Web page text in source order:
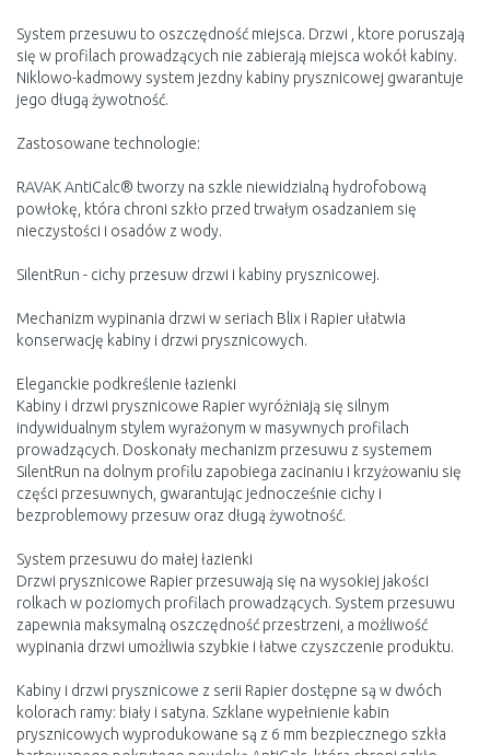
System przesuwu to oszczędność miejsca. Drzwi , ktore poruszają
się w profilach prowadzących nie zabierają miejsca wokół kabiny.
Niklowo-kadmowy system jezdny kabiny prysznicowej gwarantuje
jego długą żywotność.
Zastosowane technologie:
RAVAK AntiCalc® tworzy na szkle niewidzialną hydrofobową
powłokę, która chroni szkło przed trwałym osadzaniem się
nieczystości i osadów z wody.
SilentRun - cichy przesuw drzwi i kabiny prysznicowej.
Mechanizm wypinania drzwi w seriach Blix i Rapier ułatwia
konserwację kabiny i drzwi prysznicowych.
Eleganckie podkreślenie łazienki
Kabiny i drzwi prysznicowe Rapier wyróżniają się silnym
indywidualnym stylem wyrażonym w masywnych profilach
prowadzących. Doskonały mechanizm przesuwu z systemem
SilentRun na dolnym profilu zapobiega zacinaniu i krzyżowaniu się
części przesuwnych, gwarantując jednocześnie cichy i
bezproblemowy przesuw oraz długą żywotność.
System przesuwu do małej łazienki
Drzwi prysznicowe Rapier przesuwają się na wysokiej jakości
rolkach w poziomych profilach prowadzących. System przesuwu
zapewnia maksymalną oszczędność przestrzeni, a możliwość
wypinania drzwi umożliwia szybkie i łatwe czyszczenie produktu.
Kabiny i drzwi prysznicowe z serii Rapier dostępne są w dwóch
kolorach ramy: biały i satyna. Szklane wypełnienie kabin
prysznicowych wyprodukowane są z 6 mm bezpiecznego szkła